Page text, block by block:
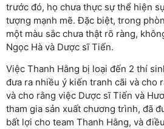
trước đó, họ chưa thực sự thể hiện
tượng mạnh mẽ. Đặc biệt, trong
một màu sắc chưa thật rõ ràng,
Ngọc Hà và Dược sĩ Tiến.
Việc Thanh Hằng bị loại đến 2 thí
đưa ra nhiều ý kiến tranh cãi và cho
và cho rằng việc Dược sĩ Tiến và
tham gia sản xuất chương trình, đã
bất lợi cho team Thanh Hằng, và